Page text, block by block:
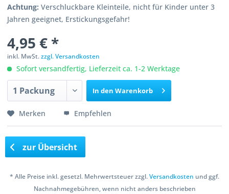
Achtung: Verschluckbare Kleinteile, nicht für Kinder unter 3
Jahren geeignet, Erstickungsgefahr!
4,95 € *
inkl. MwSt.zzgl. Versandkosten
Sofort versandfertig, Lieferzeit ca. 1-2 Werktage
In den Warenkorb
Merken Empfehlen
zur Übersicht
* Alle Preise inkl. gesetzl. Mehrwertsteuer zzgl.Versandkosten und ggf.
Nachnahmegebühren, wenn nicht anders beschrieben